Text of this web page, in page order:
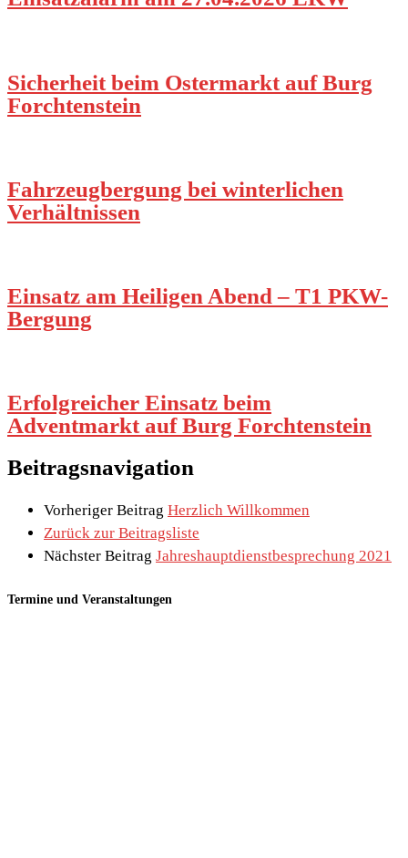
Sicherheit beim Ostermarkt auf Burg
Forchtenstein
Fahrzeugbergung bei winterlichen
Verhältnissen
Einsatz am Heiligen Abend – T1 PKW-
Bergung
Erfolgreicher Einsatz beim
Adventmarkt auf Burg Forchtenstein
Beitragsnavigation
Vorheriger Beitrag Herzlich Willkommen
Zurück zur Beitragsliste
Nächster Beitrag Jahreshauptdienstbesprechung 2021
Termine und Veranstaltungen